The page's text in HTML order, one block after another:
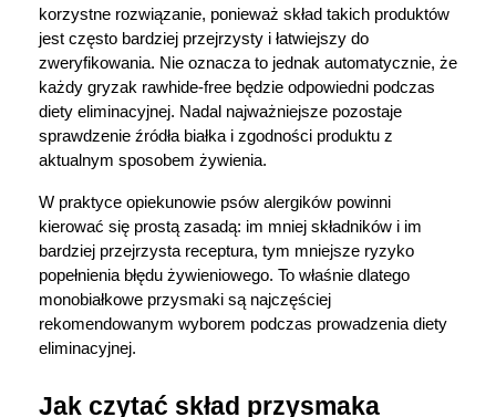
korzystne rozwiązanie, ponieważ skład takich produktów
jest często bardziej przejrzysty i łatwiejszy do
zweryfikowania. Nie oznacza to jednak automatycznie, że
każdy gryzak rawhide-free będzie odpowiedni podczas
diety eliminacyjnej. Nadal najważniejsze pozostaje
sprawdzenie źródła białka i zgodności produktu z
aktualnym sposobem żywienia.
W praktyce opiekunowie psów alergików powinni
kierować się prostą zasadą: im mniej składników i im
bardziej przejrzysta receptura, tym mniejsze ryzyko
popełnienia błędu żywieniowego. To właśnie dlatego
monobiałkowe przysmaki są najczęściej
rekomendowanym wyborem podczas prowadzenia diety
eliminacyjnej.
Jak czytać skład przysmaka